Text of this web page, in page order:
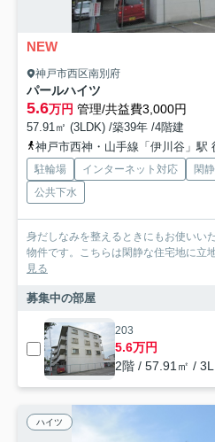
NEW
神戸市西区南別府
パールハイツ
5.6万円 管理/共益費3,000円
57.91㎡ (3LDK) /築39年 /4階建
神戸市西神・山手線「伊川谷」駅
駐輪場 インターネット対応 閑
公共下水
身だしなみを整えるときにもお使いい
物件です。こちらは閑静な住宅地に立
見る
募集中の部屋
203
5.6万円
2階 / 57.91㎡ /
ハイツ